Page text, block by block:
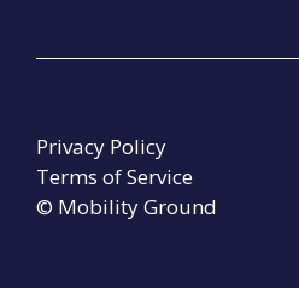
© Mobility Ground
Privacy Policy
Terms of Service